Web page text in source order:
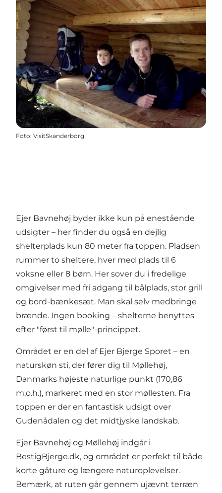
Foto: VisitSkanderborg
Ejer Bavnehøj byder ikke kun på enestående
udsigter – her finder du også en dejlig
shelterplads kun 80 meter fra toppen. Pladsen
rummer to sheltere, hver med plads til 6
voksne eller 8 børn. Her sover du i fredelige
omgivelser med fri adgang til bålplads, stor grill
og bord-bænkesæt. Man skal selv medbringe
brænde. Ingen booking – shelterne benyttes
efter "først til mølle"-princippet.
Området er en del af Ejer Bjerge Sporet – en
naturskøn sti, der fører dig til Møllehøj,
Danmarks højeste naturlige punkt (170,86
m.o.h.), markeret med en stor møllesten. Fra
toppen er der en fantastisk udsigt over
Gudenådalen og det midtjyske landskab.
Ejer Bavnehøj og Møllehøj indgår i
BestigBjerge.dk, og området er perfekt til både
korte gåture og længere naturoplevelser.
Bemærk, at ruten går gennem ujævnt terræn